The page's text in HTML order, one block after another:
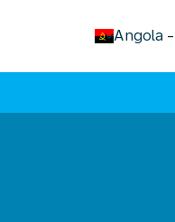
Angola -
keyboard_arrow_down